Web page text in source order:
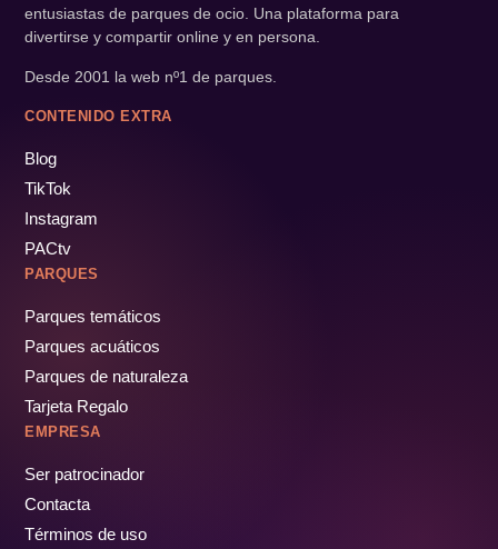
entusiastas de parques de ocio. Una plataforma para
divertirse y compartir online y en persona.
Desde 2001 la web nº1 de parques.
CONTENIDO EXTRA
Blog
TikTok
Instagram
PACtv
PARQUES
Parques temáticos
Parques acuáticos
Parques de naturaleza
Tarjeta Regalo
EMPRESA
Ser patrocinador
Contacta
Términos de uso